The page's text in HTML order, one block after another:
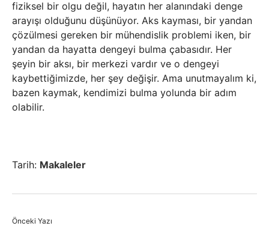
fiziksel bir olgu değil, hayatın her alanındaki denge
arayışı olduğunu düşünüyor. Aks kayması, bir yandan
çözülmesi gereken bir mühendislik problemi iken, bir
yandan da hayatta dengeyi bulma çabasıdır. Her
şeyin bir aksı, bir merkezi vardır ve o dengeyi
kaybettiğimizde, her şey değişir. Ama unutmayalım ki,
bazen kaymak, kendimizi bulma yolunda bir adım
olabilir.
Tarih: Makaleler
Önceki Yazı